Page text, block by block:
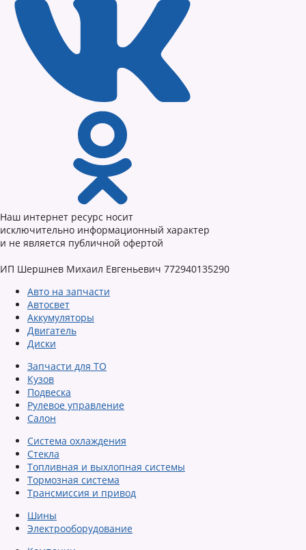
Наш интернет ресурс носит
исключительно информационный характер
и не является публичной офертой
ИП Шершнев Михаил Евгеньевич 772940135290
Авто на запчасти
Автосвет
Аккумуляторы
Двигатель
Диски
Запчасти для ТО
Кузов
Подвеска
Рулевое управление
Салон
Система охлаждения
Стекла
Топливная и выхлопная системы
Тормозная система
Трансмиссия и привод
Шины
Электрооборудование